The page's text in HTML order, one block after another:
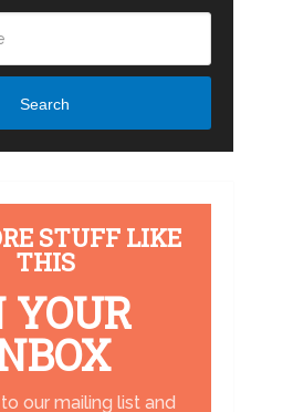
Search
STUFF LIKE
THIS
YOUR
our mailing list and